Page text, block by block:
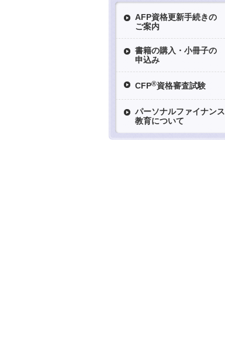
AFP資格更新手続きの
ご案内
書籍の購入・小冊子の
申込み
CFP®資格審査試験
パーソナルファイナンス
教育について